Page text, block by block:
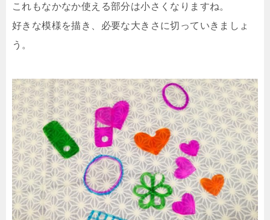
これもなかなか使える部分は小さくなりますね。
好きな模様を描き、必要な大きさに切っていきましょ
う。